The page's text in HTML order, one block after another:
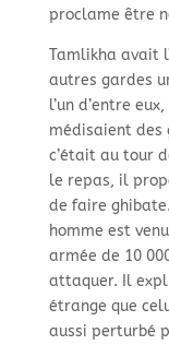
proclame être
Tamlikha avait
autres gardes
l’un d’entre
médisaient des
c’était au tour
le repas, il
de faire
homme est
armée de 10
attaquer. Il
étrange que
aussi perturbé